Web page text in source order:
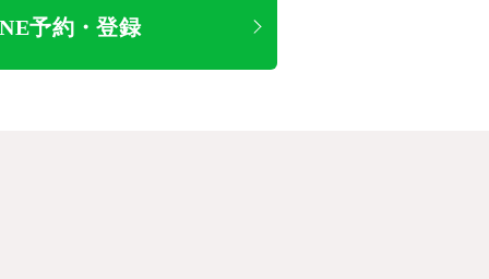
予約・登録